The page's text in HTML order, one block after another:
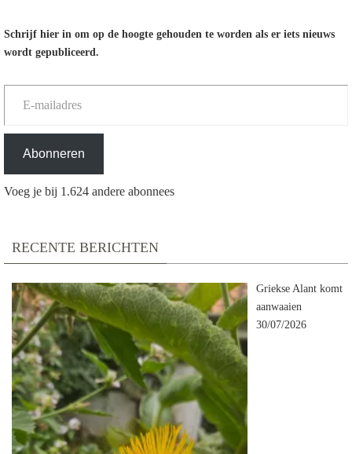
Schrijf hier in om op de hoogte gehouden te worden als er iets nieuws
wordt gepubliceerd.
E-mailadres
Abonneren
Voeg je bij 1.624 andere abonnees
RECENTE BERICHTEN
Griekse Alant komt
aanwaaien
30/07/2026